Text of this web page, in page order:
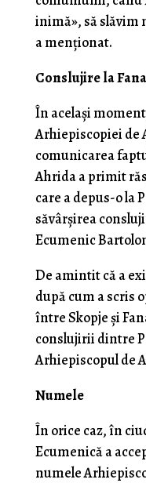
inimă», să slăvim
a menționat.
Conslujire la
În același
Arhiepiscopiei de
comunicarea
Ahrida a primit
care a depus-o la
săvârșirea
Ecumenic
De amintit că a
după cum a scris
între Skopje și
conslujirii dintre
Arhiepiscopul de
Numele
În orice caz, în
Ecumenică a
numele